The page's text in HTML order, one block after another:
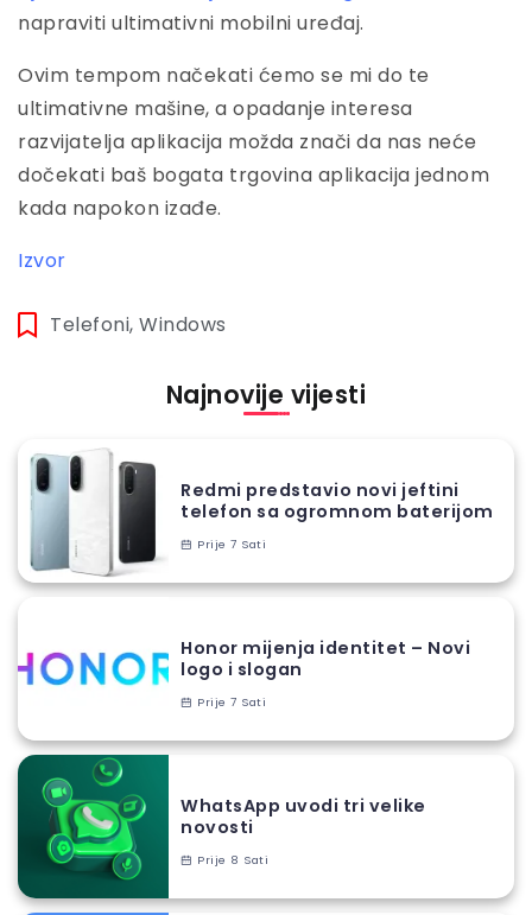
napraviti ultimativni mobilni uređaj.
Ovim tempom načekati ćemo se mi do te
ultimativne mašine, a opadanje interesa
razvijatelja aplikacija možda znači da nas neće
dočekati baš bogata trgovina aplikacija jednom
kada napokon izađe.
Izvor
Telefoni, Windows
Najnovije vijesti
Redmi predstavio novi jeftini
telefon sa ogromnom baterijom
Prije 7 Sati
Honor mijenja identitet – Novi
logo i slogan
Prije 7 Sati
WhatsApp uvodi tri velike
novosti
Prije 8 Sati